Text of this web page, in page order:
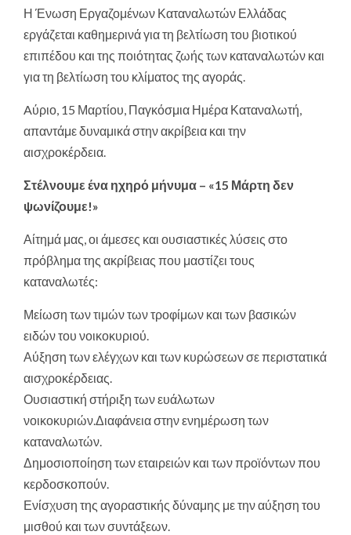
Η Ένωση Εργαζομένων Καταναλωτών Ελλάδας
εργάζεται καθημερινά για τη βελτίωση του βιοτικού
επιπέδου και της ποιότητας ζωής των καταναλωτών και
για τη βελτίωση του κλίματος της αγοράς.
Aύριο, 15 Μαρτίου, Παγκόσμια Ημέρα Καταναλωτή,
απαντάμε δυναμικά στην ακρίβεια και την
αισχροκέρδεια.
Στέλνουμε ένα ηχηρό μήνυμα – «15 Μάρτη δεν
ψωνίζουμε!»
Αίτημά μας, οι άμεσες και ουσιαστικές λύσεις στο
πρόβλημα της ακρίβειας που μαστίζει τους
καταναλωτές:
Μείωση των τιμών των τροφίμων και των βασικών
ειδών του νοικοκυριού.
Αύξηση των ελέγχων και των κυρώσεων σε περιστατικά
αισχροκέρδειας.
Ουσιαστική στήριξη των ευάλωτων
νοικοκυριών.Διαφάνεια στην ενημέρωση των
καταναλωτών.
Δημοσιοποίηση των εταιρειών και των προϊόντων που
κερδοσκοπούν.
Ενίσχυση της αγοραστικής δύναμης με την αύξηση του
μισθού και των συντάξεων.